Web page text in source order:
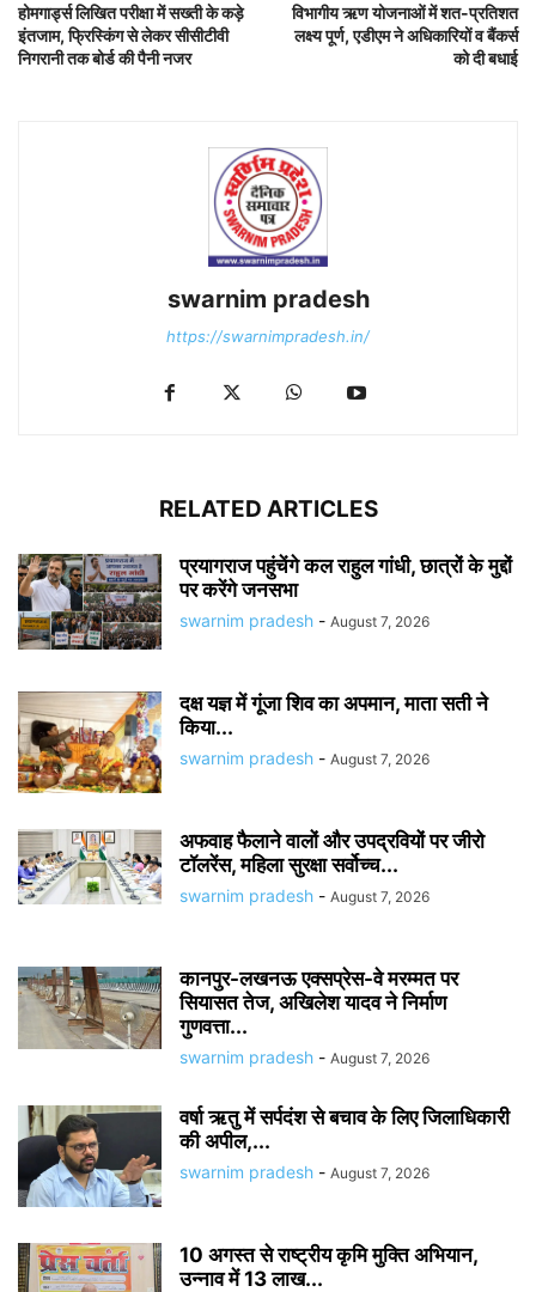
होमगार्ड्स लिखित परीक्षा में सख्ती के कड़े
इंतजाम, फ्रिस्किंग से लेकर सीसीटीवी
निगरानी तक बोर्ड की पैनी नजर
विभागीय ऋण योजनाओं में शत-प्रतिशत
लक्ष्य पूर्ण, एडीएम ने अधिकारियों व बैंकर्स
को दी बधाई
swarnim pradesh
https://swarnimpradesh.in/
RELATED ARTICLES
प्रयागराज पहुंचेंगे कल राहुल गांधी, छात्रों के मुद्दों
पर करेंगे जनसभा
swarnim pradesh - August 7, 2026
दक्ष यज्ञ में गूंजा शिव का अपमान, माता सती ने
किया...
swarnim pradesh - August 7, 2026
अफवाह फैलाने वालों और उपद्रवियों पर जीरो
टॉलरेंस, महिला सुरक्षा सर्वोच्च...
swarnim pradesh - August 7, 2026
कानपुर-लखनऊ एक्सप्रेस-वे मरम्मत पर
सियासत तेज, अखिलेश यादव ने निर्माण
गुणवत्ता...
swarnim pradesh - August 7, 2026
वर्षा ऋतु में सर्पदंश से बचाव के लिए जिलाधिकारी
की अपील,...
swarnim pradesh - August 7, 2026
10 अगस्त से राष्ट्रीय कृमि मुक्ति अभियान,
उन्नाव में 13 लाख...